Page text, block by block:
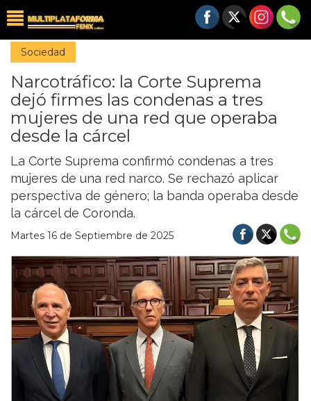
Sociedad
Narcotráfico: la Corte Suprema
dejó firmes las condenas a tres
mujeres de una red que operaba
desde la cárcel
La Corte Suprema confirmó condenas a tres
mujeres de una red narco. Se rechazó aplicar
perspectiva de género; la banda operaba desde
la cárcel de Coronda.
Martes 16 de Septiembre de 2025